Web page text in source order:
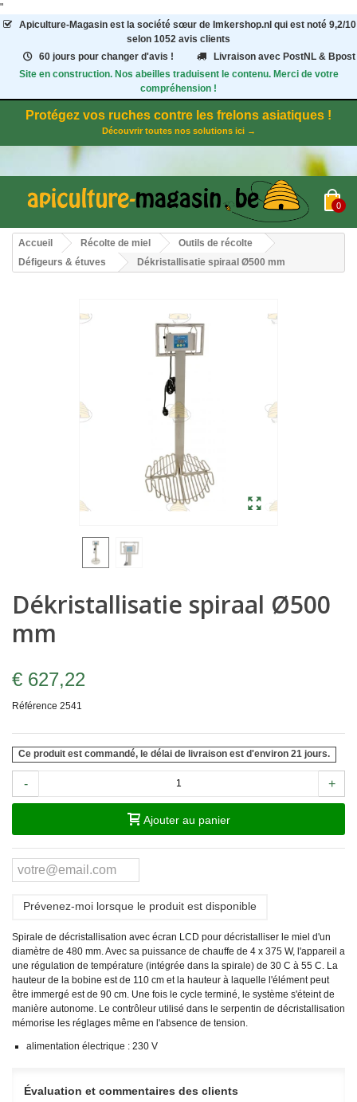
"
Apiculture-Magasinest la société sœur de Imkershop.nl qui est noté 9,2/10
selon 1052 avis clients
60 jours pour changer d'avis !
Livraison avec PostNL & Bpost
Site en construction. Nos abeilles traduisent le contenu. Merci de votre
compréhension !
Protégez vos ruches contre les frelons asiatiques !
Découvrir toutes nos solutions ici →
0
Accueil Récolte de miel
Outils de récolte
Défigeurs & étuves
Dékristallisatie spiraal Ø500 mm
Dékristallisatie spiraal Ø500
mm
€ 627,22
Référence 2541
Ce produit est commandé, le délai de livraison est d'environ 21 jours.
- +
Ajouter au panier
Prévenez-moi lorsque le produit est disponible
Spirale de décristallisation avec écran LCD pour décristalliser le miel d'un
diamètre de 480 mm. Avec sa puissance de chauffe de 4 x 375 W, l'appareil a
une régulation de température (intégrée dans la spirale) de 30 C à 55 C. La
hauteur de la bobine est de 110 cm et la hauteur à laquelle l'élément peut
être immergé est de 90 cm. Une fois le cycle terminé, le système s'éteint de
manière autonome. Le contrôleur utilisé dans le serpentin de décristallisation
mémorise les réglages même en l'absence de tension.
alimentation électrique : 230 V
Évaluation et commentaires des clients